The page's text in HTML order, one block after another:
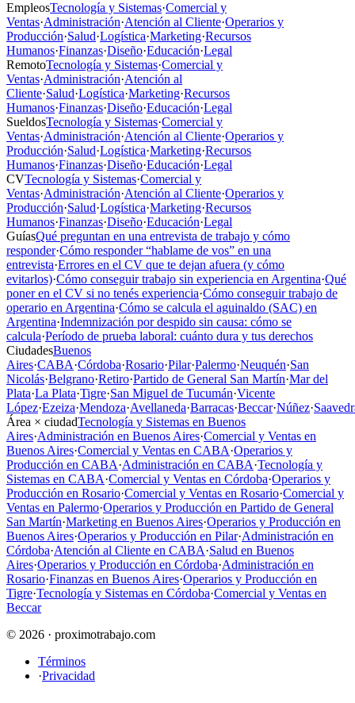
EmpleosTecnología y Sistemas·Comercial y
Ventas·Administración·Atención al Cliente·Operarios y
Producción·Salud·Logística·Marketing·Recursos
Humanos·Finanzas·Diseño·Educación·Legal
RemotoTecnología y Sistemas·Comercial y
Ventas·Administración·Atención al
Cliente·Salud·Logística·Marketing·Recursos
Humanos·Finanzas·Diseño·Educación·Legal
SueldosTecnología y Sistemas·Comercial y
Ventas·Administración·Atención al Cliente·Operarios y
Producción·Salud·Logística·Marketing·Recursos
Humanos·Finanzas·Diseño·Educación·Legal
CVTecnología y Sistemas·Comercial y
Ventas·Administración·Atención al Cliente·Operarios y
Producción·Salud·Logística·Marketing·Recursos
Humanos·Finanzas·Diseño·Educación·Legal
GuíasQué preguntan en una entrevista de trabajo y cómo
responder·Cómo responder “hablame de vos” en una
entrevista·Errores en el CV que te dejan afuera (y cómo
evitarlos)·Cómo conseguir trabajo sin experiencia en Argentina·Qué
poner en el CV si no tenés experiencia·Cómo conseguir trabajo de
operario en Argentina·Cómo se calcula el aguinaldo (SAC) en
Argentina·Indemnización por despido sin causa: cómo se
calcula·Período de prueba laboral: cuánto dura y tus derechos
CiudadesBuenos
Aires·CABA·Córdoba·Rosario·Pilar·Palermo·Neuquén·San
Nicolás·Belgrano·Retiro·Partido de General San Martín·Mar del
Plata·La Plata·Tigre·San Miguel de Tucumán·Vicente
López·Ezeiza·Mendoza·Avellaneda·Barracas·Beccar·Núñez·
Área × ciudadTecnología y Sistemas en Buenos
Aires·Administración en Buenos Aires·Comercial y Ventas en
Buenos Aires·Comercial y Ventas en CABA·Operarios y
Producción en CABA·Administración en CABA·Tecnología y
Sistemas en CABA·Comercial y Ventas en Córdoba·Operarios y
Producción en Rosario·Comercial y Ventas en Rosario·Comercial y
Ventas en Palermo·Operarios y Producción en Partido de General
San Martín·Marketing en Buenos Aires·Operarios y Producción en
Buenos Aires·Operarios y Producción en Pilar·Administración en
Córdoba·Atención al Cliente en CABA·Salud en Buenos
Aires·Operarios y Producción en Córdoba·Administración en
Rosario·Finanzas en Buenos Aires·Operarios y Producción en
Tigre·Tecnología y Sistemas en Córdoba·Comercial y Ventas en
Beccar
© 2026 · proximotrabajo.com
Términos
·Privacidad